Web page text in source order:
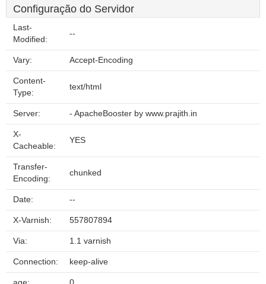
Configuração do Servidor
Last-
Modified:
--
Vary: Accept-Encoding
Content-
Type:
text/html
Server: - ApacheBooster by www.prajith.in
X-
Cacheable:
YES
Transfer-
Encoding:
chunked
Date: --
X-Varnish: 557807894
Via: 1.1 varnish
Connection: keep-alive